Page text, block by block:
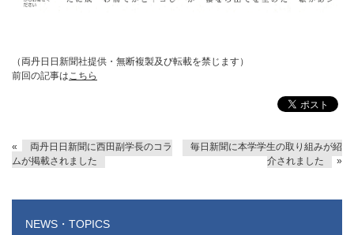
（両丹日日新聞社提供・無断複製及び転載を禁じます）
前回の記事はこちら
«
両丹日日新聞に西田副学長のコラ
ムが掲載されました
毎日新聞に本学学生の取り組みが紹
介されました
»
NEWS・TOPICS